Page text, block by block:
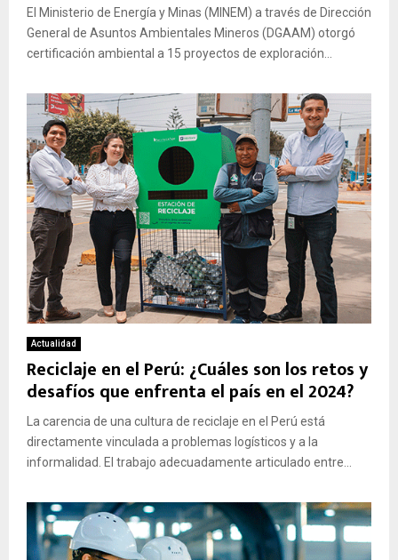
El Ministerio de Energía y Minas (MINEM) a través de Dirección
General de Asuntos Ambientales Mineros (DGAAM) otorgó
certificación ambiental a 15 proyectos de exploración...
Actualidad
Reciclaje en el Perú: ¿Cuáles son los retos y
desafíos que enfrenta el país en el 2024?
La carencia de una cultura de reciclaje en el Perú está
directamente vinculada a problemas logísticos y a la
informalidad. El trabajo adecuadamente articulado entre...